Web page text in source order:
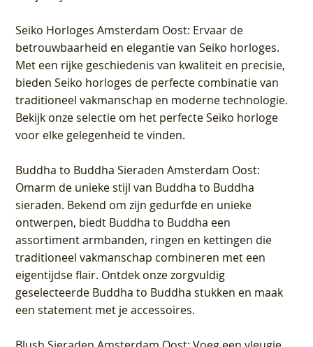
Seiko Horloges Amsterdam Oost: Ervaar de
betrouwbaarheid en elegantie van Seiko horloges.
Met een rijke geschiedenis van kwaliteit en precisie,
bieden Seiko horloges de perfecte combinatie van
traditioneel vakmanschap en moderne technologie.
Bekijk onze selectie om het perfecte Seiko horloge
voor elke gelegenheid te vinden.
Buddha to Buddha Sieraden Amsterdam Oost:
Omarm de unieke stijl van Buddha to Buddha
sieraden. Bekend om zijn gedurfde en unieke
ontwerpen, biedt Buddha to Buddha een
assortiment armbanden, ringen en kettingen die
traditioneel vakmanschap combineren met een
eigentijdse flair. Ontdek onze zorgvuldig
geselecteerde Buddha to Buddha stukken en maak
een statement met je accessoires.